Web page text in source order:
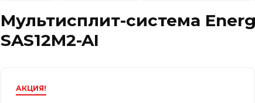
Мультисплит-система
SAS12M2-AI
АКЦИЯ!